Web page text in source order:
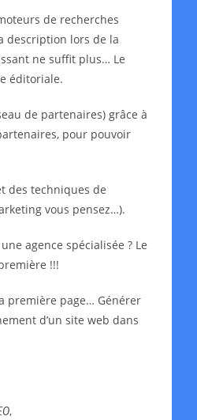
de recherches
description lors de la
ne suffit plus… Le
éditoriale.
de partenaires) grâce à
pour pouvoir
des techniques de
vous pensez…).
agence spécialisée ? Le
!!!
première page… Générer
d’un site web dans
,